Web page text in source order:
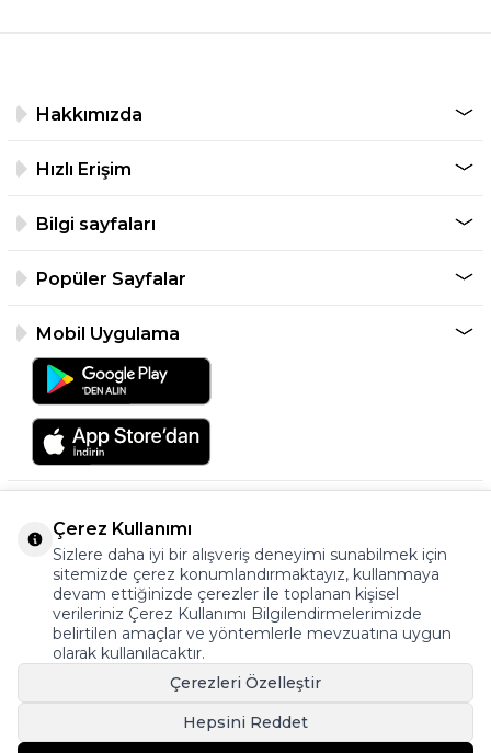
Hakkımızda
Hızlı Erişim
Bilgi sayfaları
Popüler Sayfalar
Mobil Uygulama
©2026 Tüm Hakkı Saklıdır.
ayakkabıonline.com
Çerez Kullanımı
Sizlere daha iyi bir alışveriş deneyimi sunabilmek için
sitemizde çerez konumlandırmaktayız, kullanmaya
devam ettiğinizde çerezler ile toplanan kişisel
verileriniz Çerez Kullanımı Bilgilendirmelerimizde
belirtilen amaçlar ve yöntemlerle mevzuatına uygun
olarak kullanılacaktır.
Çerezleri Özelleştir
Hepsini Reddet